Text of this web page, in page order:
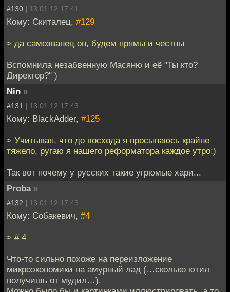
#130 | 13.01.12 17:41
Кому: Скиталец, #129
> да самозванец он, будем прямы и честны
Вспомнила незабвенную Масяню и её "Ты кто?
Директор?" )
Nin »
#131 | 13.01.12 17:43
Кому: BlackAdder, #125
> Учитывая, что до восхода я просыпаюсь крайне
тяжело, ругаю я нашего реформатора каждое утро:)
Так вот почему у русских такие угрюмые хари...
Proba »
#132 | 13.01.12 17:43
Кому: Собакевич, #4
> # 4
Что-то сильно похоже на переизложение
микроэкономики на амурный лад (…сколько ютил
получишь от мудил…).